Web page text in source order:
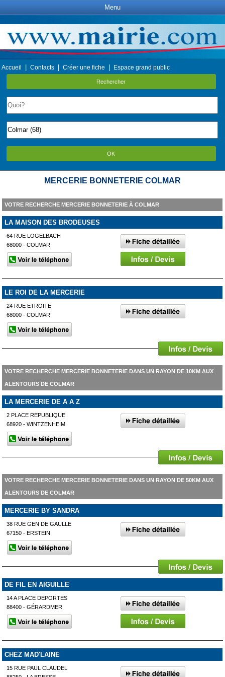
Menu
Accueil Contacts Créer une fiche Espace grand public
Rechercher
OK
MERCERIE BONNETERIE COLMAR
VOTRE RECHERCHE MERCERIE BONNETERIE À COLMAR
LA MAISON DES BRODEUSES
64 RUE LOGELBACH
68000 - COLMAR
LE ROI DE LA MERCERIE
24 RUE ETROITE
68000 - COLMAR
VOTRE RECHERCHE MERCERIE BONNETERIE DANS UN RAYON DE 10KM AUX
ALENTOURS DE COLMAR
LA MERCERIE DE A A Z
2 PLACE REPUBLIQUE
68920 - WINTZENHEIM
VOTRE RECHERCHE MERCERIE BONNETERIE DANS UN RAYON DE 50KM AUX
ALENTOURS DE COLMAR
MERCERIE BY SANDRA
38 RUE GEN DE GAULLE
67150 - ERSTEIN
DE FIL EN AIGUILLE
14 A PLACE DEPORTES
88400 - GÉRARDMER
CHEZ MAD'LAINE
15 RUE PAUL CLAUDEL